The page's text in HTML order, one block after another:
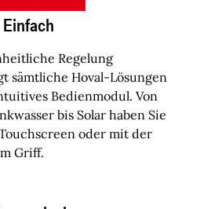
Einfach
Regelung
sämtliche Hoval-Lösungen
Bedienmodul. Von
bis Solar haben Sie
oder mit der
Griff.